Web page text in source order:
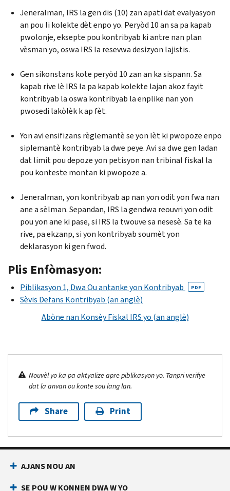
Jeneralman, IRS la gen dis (10) zan apati dat evalyasyon
an pou li kolekte dèt enpo yo. Peryòd 10 an sa pa kapab
pwolonje, eksepte pou kontribyab ki antre nan plan
vèsman yo, oswa IRS la resevwa desizyon lajistis.
Gen sikonstans kote peryòd 10 zan an ka sispann. Sa
kapab rive lè IRS la pa kapab kolekte lajan akoz fayit
kontribyab la oswa kontribyab la enplike nan yon
pwosedi lakòlèk k ap fèt.
Yon avi ensifizans règlemantè se yon lèt ki pwopoze enpo
siplemantè kontribyab la dwe peye. Avi sa dwe gen ladan
dat limit pou depoze yon petisyon nan tribinal fiskal la
pou konteste montan ki pwopoze a.
Jeneralman, yon kontribyab ap nan yon odit yon fwa nan
ane a sèlman. Sepandan, IRS la gendwa reouvri yon odit
pou yon ane ki pase, si IRS la twouve sa nesesè. Sa te ka
rive, pa ekzanp, si yon kontribyab soumèt yon
deklarasyon ki gen fwod.
Plis Enfòmasyon:
Piblikasyon 1, Dwa Ou antanke yon Kontribyab PDF
Sèvis Defans Kontribyab (an anglè)
Abòne nan Konsèy Fiskal IRS yo (an anglè)
Nouvèl yo ka pa aktyalize apre piblikasyon yo. Tanpri verifye
dat la anvan ou konte sou lang lan.
Share Print
AJANS NOU AN
SE POU W KONNEN DWA W YO